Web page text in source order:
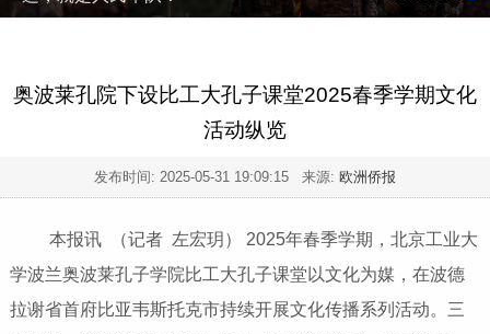
奥波莱孔院下设比工大孔子课堂2025春季学期文化
活动纵览
发布时间: 2025-05-31 19:09:15 来源: 欧洲侨报
本报讯 （记者 左宏玥） 2025年春季学期，北京工业大
学波兰奥波莱孔子学院比工大孔子课堂以文化为媒，在波德
拉谢省首府比亚韦斯托克市持续开展文化传播系列活动。三